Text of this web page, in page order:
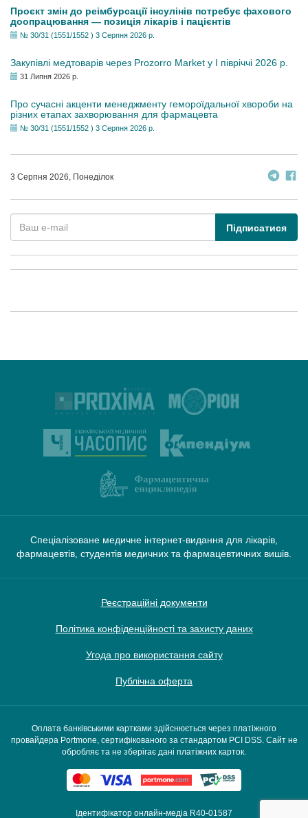
Проєкт змін до реімбурсації інсулінів потребує фахового
доопрацювання — позиція лікарів і пацієнтів
№ 30/31 (1551/1552 ) 3 Серпня 2026 р.
Закупівлі медтоварів через Prozorro Market у I півріччі 2026 р.
31 Липня 2026 р.
Про сучасні акценти менеджменту гемороїдальної хвороби на
різних етапах захворювання для фармацевта
№ 30/31 (1551/1552 ) 3 Серпня 2026 р.
3 Серпня 2026, Понеділок
Підписатися
Спеціалізоване медичне інтернет-видання для лікарів,
фармацевтів, студентів медичних та фармацевтичних вишів.
Реєстраційні документи
Політика конфіденційності та захисту даних
Угода про використання сайту
Публічна оферта
Ідентифікатор онлайн-медіа R40-01587
Оплата банківськими картками здійснюється через платіжного
провайдера Portmone, сертифікованого за стандартом PCI DSS. Сайт не
обробляє та не зберігає дані платіжних карток.